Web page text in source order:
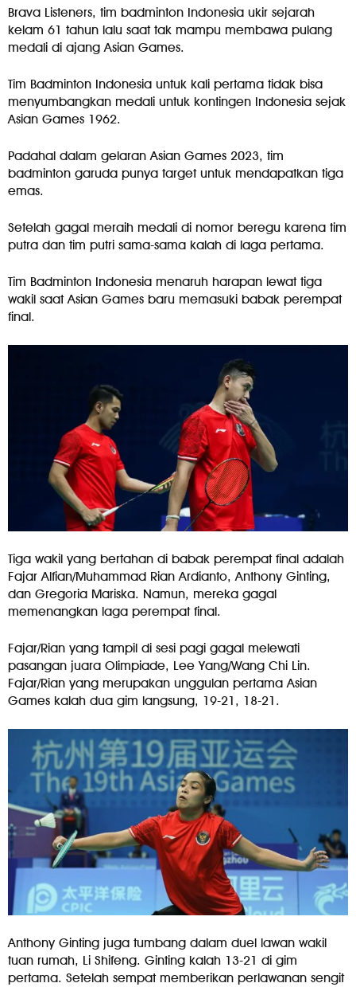
Brava Listeners, tim badminton Indonesia ukir sejarah
kelam 61 tahun lalu saat tak mampu membawa pulang
medali di ajang Asian Games.
Tim Badminton Indonesia untuk kali pertama tidak bisa
menyumbangkan medali untuk kontingen Indonesia sejak
Asian Games 1962.
Padahal dalam gelaran Asian Games 2023, tim
badminton garuda punya target untuk mendapatkan tiga
emas.
Setelah gagal meraih medali di nomor beregu karena tim
putra dan tim putri sama-sama kalah di laga pertama.
Tim Badminton Indonesia menaruh harapan lewat tiga
wakil saat Asian Games baru memasuki babak perempat
final.
Tiga wakil yang bertahan di babak perempat final adalah
Fajar Alfian/Muhammad Rian Ardianto, Anthony Ginting,
dan Gregoria Mariska. Namun, mereka gagal
memenangkan laga perempat final.
Fajar/Rian yang tampil di sesi pagi gagal melewati
pasangan juara Olimpiade, Lee Yang/Wang Chi Lin.
Fajar/Rian yang merupakan unggulan pertama Asian
Games kalah dua gim langsung, 19-21, 18-21.
Anthony Ginting juga tumbang dalam duel lawan wakil
tuan rumah, Li Shifeng. Ginting kalah 13-21 di gim
pertama. Setelah sempat memberikan perlawanan sengit